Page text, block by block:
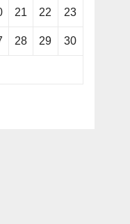
21 22 23
28 29 30